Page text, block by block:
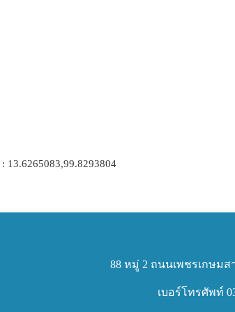
: 13.6265083,99.8293804
88 หมู่ 2 ถนนเพชรเกษมส
เบอร์โทรศัพท์